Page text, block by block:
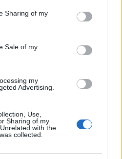
behaviour. You may click to
and its third-party tags to
purposes in below Google
Sharing of my
Sale of my
my
Advertising.
Use,
Sharing of my
with the
collected.
plakátgyűjtő
az
Plakát Lavór